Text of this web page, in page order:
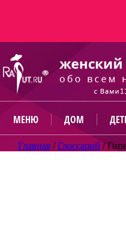
МЕНЮ ДОМ
Главная /Глоссарий /